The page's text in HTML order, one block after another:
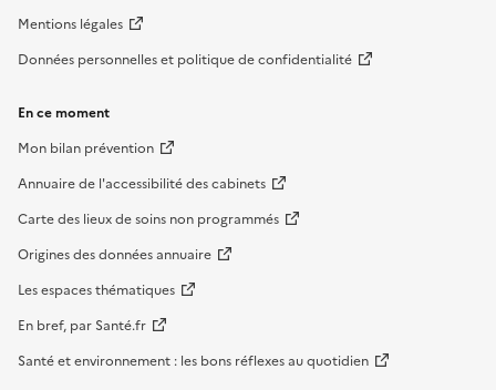
Mentions légales
Données personnelles et politique de confidentialité
En ce moment
Mon bilan prévention
Annuaire de l'accessibilité des cabinets
Carte des lieux de soins non programmés
Origines des données annuaire
Les espaces thématiques
En bref, par Santé.fr
Santé et environnement : les bons réflexes au quotidien